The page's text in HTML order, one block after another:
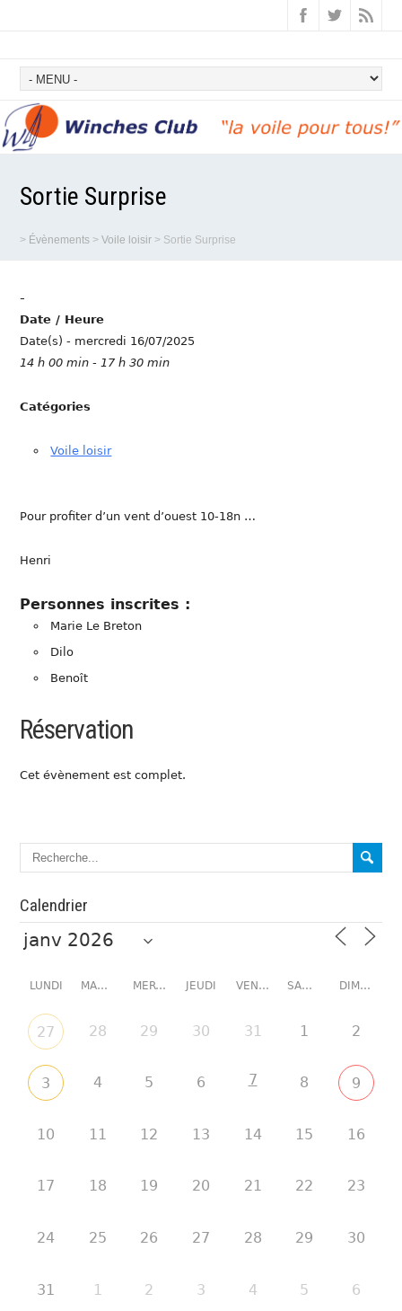
Sortie Surprise
> Évènements >Voile loisir > Sortie Surprise
-
Date / Heure
Date(s) - mercredi 16/07/2025
14 h 00 min - 17 h 30 min
Catégories
Voile loisir
Pour profiter d’un vent d’ouest 10-18n …
Henri
Personnes inscrites :
Marie Le Breton
Dilo
Benoît
Réservation
Cet évènement est complet.
Calendrier
LUNDI MARDI MERCREDI JEUDI VENDREDI SAMEDI DIMANCHE
27 28 29 30 31 1 2
3 4 5 6 7 8 9
10 11 12 13 14 15 16
17 18 19 20 21 22 23
24 25 26 27 28 29 30
31 1 2 3 4 5 6